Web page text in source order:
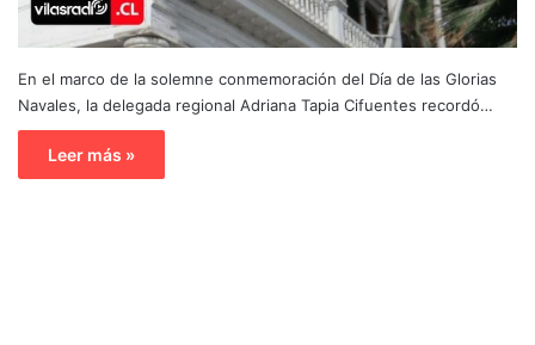
En el marco de la solemne conmemoración del Día de las Glorias
Navales, la delegada regional Adriana Tapia Cifuentes recordó…
Leer más »